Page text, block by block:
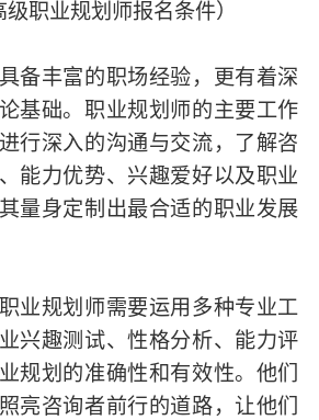
级职业规划师报名条件）
备丰富的职场经验，更有着深
基础。职业规划师的主要工作
行深入的沟通与交流，了解咨
能力优势、兴趣爱好以及职业
量身定制出最合适的职业发展
业规划师需要运用多种专业工
兴趣测试、性格分析、能力评
规划的准确性和有效性。他们
亮咨询者前行的道路，让他们